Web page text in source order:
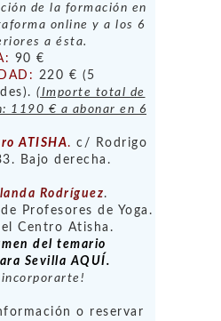
de la formación en
online y a los 6
a ésta.
90 €
220 € (5
(Importe total de
1190 € a abonar en 6
ATISHA. c/ Rodrigo
Bajo derecha.
Rodríguez.
Profesores de Yoga.
Centro Atisha.
del temario
Sevilla AQUÍ.
incorporarte!
o reservar